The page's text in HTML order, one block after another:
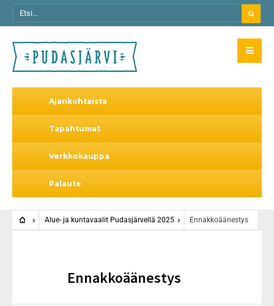
Ajankohtaista
Tapahtumat
Verkkokauppa
Palaute
Alue- ja kuntavaalit Pudasjärvellä 2025 Ennakkoäänestys
Ennakkoäänestys